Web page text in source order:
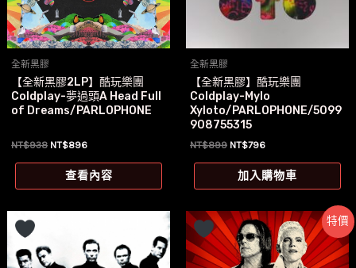
全新黑膠
【全新黑膠2LP】酷玩樂團
Coldplay-夢過頭A Head Full
of Dreams/PARLOPHONE
NT$938 原
格：
NT$896目
價
格：
查看內容
全新黑膠
【全新黑膠】酷玩樂團
Coldplay-Mylo
Xyloto/PARLOPHONE/5099
908755315
NT$899 原
價
格：
NT$796目
價
格：
加入購物車
特價